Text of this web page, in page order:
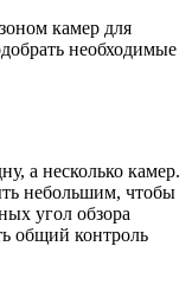
камер для
необходимые
а несколько камер.
небольшим, чтобы
угол обзора
общий контроль